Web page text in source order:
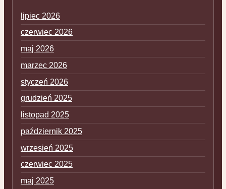
lipiec 2026
czerwiec 2026
maj 2026
marzec 2026
styczeń 2026
grudzień 2025
listopad 2025
październik 2025
wrzesień 2025
czerwiec 2025
maj 2025